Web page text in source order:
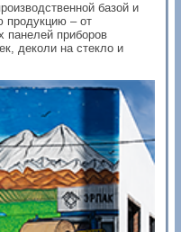
базой и
продукцию – от
панелей приборов
деколи на стекло и